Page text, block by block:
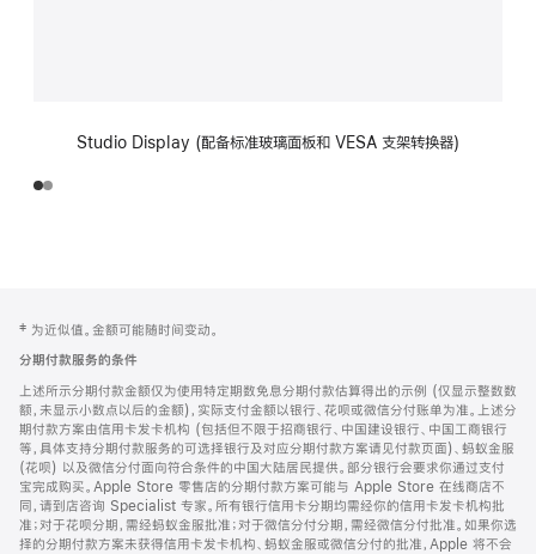
Studio Display (配备标准玻璃面板和 VESA 支架转换器)
页
页
脚
注
‡ 为近似值。金额可能随时间变动。
分期付款服务的条件
上述所示分期付款金额仅为使用特定期数免息分期付款估算得出的示例 (仅显示整数数
额，未显示小数点以后的金额)，实际支付金额以银行、花呗或微信分付账单为准。上述分
期付款方案由信用卡发卡机构 (包括但不限于招商银行、中国建设银行、中国工商银行
等，具体支持分期付款服务的可选择银行及对应分期付款方案请见付款页面)、蚂蚁金服
(花呗) 以及微信分付面向符合条件的中国大陆居民提供。部分银行会要求你通过支付
宝完成购买。Apple Store 零售店的分期付款方案可能与 Apple Store 在线商店不
同，请到店咨询 Specialist 专家。所有银行信用卡分期均需经你的信用卡发卡机构批
准；对于花呗分期，需经蚂蚁金服批准；对于微信分付分期，需经微信分付批准。如果你选
择的分期付款方案未获得信用卡发卡机构、蚂蚁金服或微信分付的批准，Apple 将不会